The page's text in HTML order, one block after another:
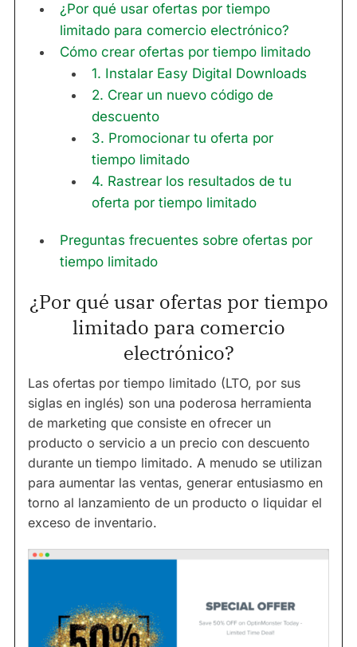
¿Por qué usar ofertas por tiempo
limitado para comercio electrónico?
Cómo crear ofertas por tiempo limitado
1. Instalar Easy Digital Downloads
2. Crear un nuevo código de
descuento
3. Promocionar tu oferta por
tiempo limitado
4. Rastrear los resultados de tu
oferta por tiempo limitado
Preguntas frecuentes sobre ofertas por
tiempo limitado
¿Por qué usar ofertas por tiempo
limitado para comercio
electrónico?
Las ofertas por tiempo limitado (LTO, por sus
siglas en inglés) son una poderosa herramienta
de marketing que consiste en ofrecer un
producto o servicio a un precio con descuento
durante un tiempo limitado. A menudo se utilizan
para aumentar las ventas, generar entusiasmo en
torno al lanzamiento de un producto o liquidar el
exceso de inventario.